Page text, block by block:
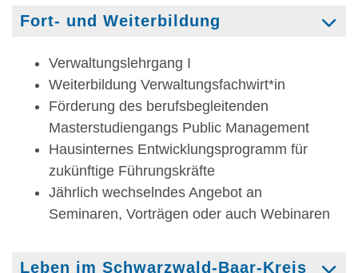
Fort- und Weiterbildung
Verwaltungslehrgang I
Weiterbildung Verwaltungsfachwirt*in
Förderung des berufsbegleitenden
Masterstudiengangs Public Management
Hausinternes Entwicklungsprogramm für
zukünftige Führungskräfte
Jährlich wechselndes Angebot an
Seminaren, Vorträgen oder auch Webinaren
Leben im Schwarzwald-Baar-Kreis